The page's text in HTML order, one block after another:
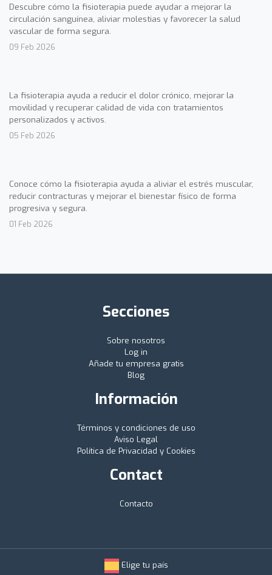
Descubre cómo la fisioterapia puede ayudar a mejorar la
circulación sanguínea, aliviar molestias y favorecer la salud
vascular de forma segura.
09 Feb 2026
La fisioterapia ayuda a reducir el dolor crónico, mejorar la
movilidad y recuperar calidad de vida con tratamientos
personalizados y activos.
05 Feb 2026
Conoce cómo la fisioterapia ayuda a aliviar el estrés muscular,
reducir contracturas y mejorar el bienestar físico de forma
progresiva y segura.
01 Feb 2026
Secciones
Sobre nosotros
Log in
Añade tu empresa gratis
Blog
Información
Términos y condiciones de uso
Aviso Legal
Política de Privacidad y Cookies
Contact
Contacto
Elige tu país